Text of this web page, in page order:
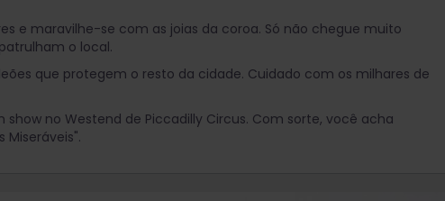
e maravilhe-se com as joias da coroa. Só não chegue muito
o local.
que protegem o resto da cidade. Cuidado com os milhares de
show no Westend de Piccadilly Circus. Com sorte, você acha
Miseráveis".